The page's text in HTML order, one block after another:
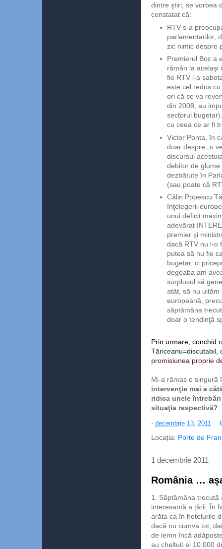
dintre ştiri, se vorbea
constatat că:
RTV s-a
parlamentarilor,
zic nimic despre
Premierul Boc a
rămân la acelaşi
fie RTV l-a
este cel redus
ori că se va
din 2008, au
sectorul
cu ceea ce ar fi
Victor Ponta, în
doar despre „o
discursul
debitor de
dezbătute în
(sau poate că
Călin Popescu
înţelegerii
unui deficit
adevărat
premier şi
dacă RTV nu l-o
putea să nu fie
bugetar, ci
degeaba am
surplusul să
atât, să nu
europeană,
săptămâna
doar o tendinţă
Prin urmare, conchid
Tăriceanu=discutabil,
promisiunea proprie
Mi-a rămas o singură
intervenţie mai a
ridica unele
situaţia respectivă?
- decembrie 13, 2011
Locația: Porte de
1 decembrie 2011
România …
1. Săptămâna trecută
interesantă a țării. În
arăta ca în hotelurile
dacă nu cumva tot,
de lemn încă
au cheltuit ei 10.000